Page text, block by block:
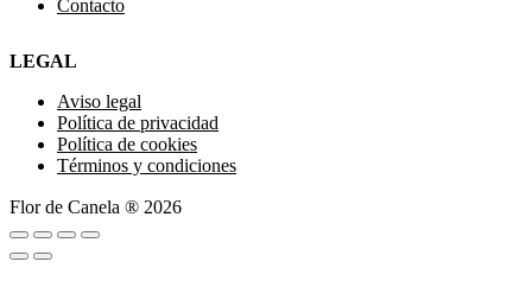
Contacto
LEGAL
Aviso legal
Política de privacidad
Política de cookies
Términos y condiciones
Flor de Canela ® 2026